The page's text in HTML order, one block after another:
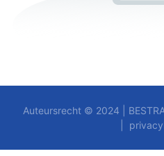
Auteursrecht © 2024 |